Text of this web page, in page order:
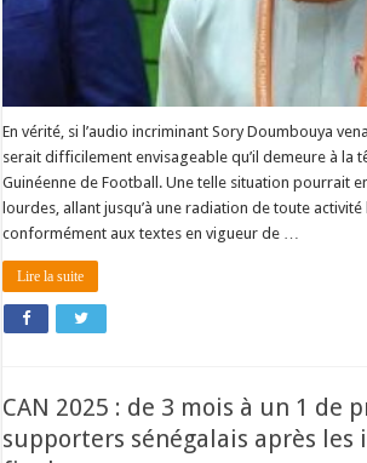
En vérité, si l’audio incriminant Sory Doumbouya
serait difficilement envisageable qu’il demeure à la
Guinéenne de Football. Une telle situation pourrait
lourdes, allant jusqu’à une radiation de toute
conformément aux textes en vigueur de …
Lire la suite
CAN 2025 : de 3 mois à un 1 de
supporters sénégalais après les